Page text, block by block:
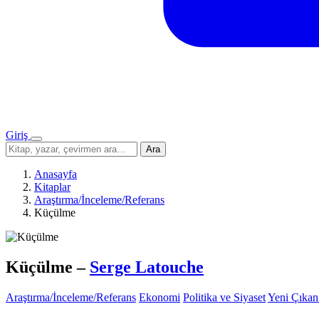
Giriş
Menü
Sitede
ara
Ara
Anasayfa
Kitaplar
Araştırma/İnceleme/Referans
Küçülme
Küçülme– Serge Latouche
Araştırma/İnceleme/Referans Ekonomi Politika ve SiyasetYeni